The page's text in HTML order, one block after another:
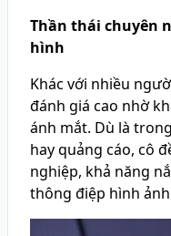
Thần thái chuyên
hình
Khác với nhiều
đánh giá cao nhờ
ánh mắt. Dù là
hay quảng cáo, cô
nghiệp, khả năng
thông điệp hình